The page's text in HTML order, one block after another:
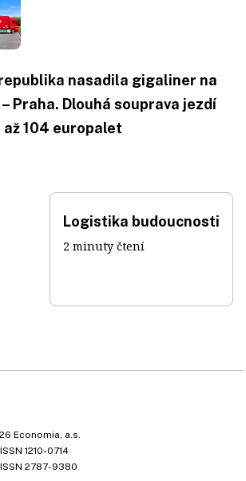
nasadila gigaliner na
Praha. Dlouhá souprava jezdí
až 104 europalet
Logistika budoucnosti
2 minuty čtení
Economia, a.s.
ISSN 1210-0714
ISSN 2787-9380